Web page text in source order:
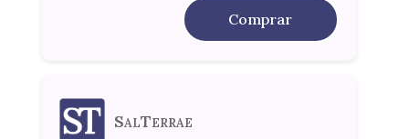
Comprar
SalTerrae